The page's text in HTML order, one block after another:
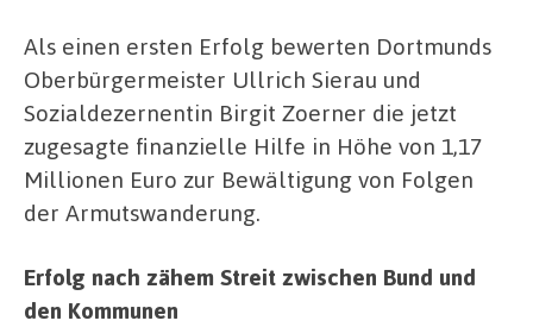
Als einen ersten Erfolg bewerten Dortmunds
Oberbürgermeister Ullrich Sierau und
Sozialdezernentin Birgit Zoerner die jetzt
zugesagte finanzielle Hilfe in Höhe von 1,17
Millionen Euro zur Bewältigung von Folgen
der Armutswanderung.
Erfolg nach zähem Streit zwischen Bund und
den Kommunen